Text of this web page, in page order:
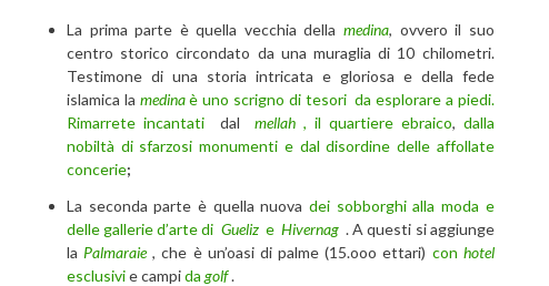
La prima parte è quella vecchia della medina, ovvero il suo
centro storico circondato da una muraglia di 10 chilometri.
Testimone di una storia intricata e gloriosa e della fede
islamica la medinaè uno scrigno di tesori da esplorare a piedi.
Rimarrete incantati dal mellah , il quartiere ebraico, dalla
nobiltà di sfarzosi monumenti e dal disordine delle affollate
concerie;
La seconda parte è quella nuova dei sobborghi alla moda e
delle gallerie d’arte di GuelizeHivernag . A questi si aggiunge
la Palmaraie, che è un’oasi di palme (15.ooo ettari) con hotel
esclusivie campida golf.